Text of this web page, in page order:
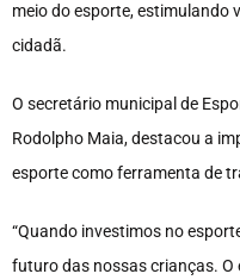
meio do esporte,
cidadã.
O secretário municipal de
Rodolpho Maia, destacou a
esporte como ferramenta de
“Quando investimos no
futuro das nossas crianças. O